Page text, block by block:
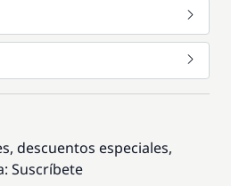
descuentos especiales,
Suscríbete